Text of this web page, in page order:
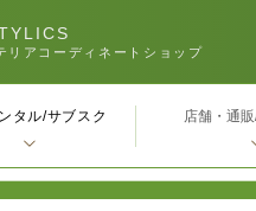
リアコーディネートショップ
タル/サブスク 店舗・通